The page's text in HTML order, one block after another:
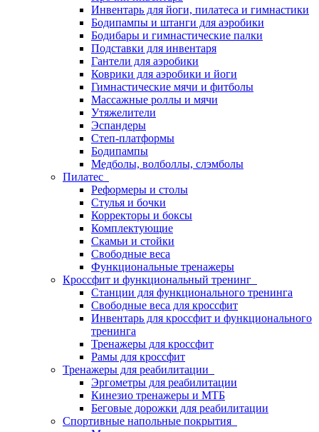
Инвентарь для йоги, пилатеса и гимнастики
Бодипампы и штанги для аэробики
Бодибары и гимнастические палки
Подставки для инвентаря
Гантели для аэробики
Коврики для аэробики и йоги
Гимнастические мячи и фитболы
Массажные роллы и мячи
Утяжелители
Эспандеры
Степ-платформы
Бодипампы
Медболы, волболлы, слэмболы
Пилатес
Реформеры и столы
Стулья и бочки
Корректоры и боксы
Комплектующие
Скамьи и стойки
Свободные веса
Функциональные тренажеры
Кроссфит и функциональный тренинг
Станции для функционального тренинга
Свободные веса для кроссфит
Инвентарь для кроссфит и функционального
тренинга
Тренажеры для кроссфит
Рамы для кроссфит
Тренажеры для реабилитации
Эргометры для реабилитации
Кинезио тренажеры и МТБ
Беговые дорожки для реабилитации
Спортивные напольные покрытия